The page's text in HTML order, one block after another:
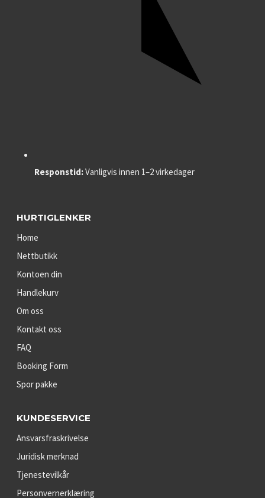
Responstid:Vanligvis innen 1–2 virkedager
HURTIGLENKER
Home
Nettbutikk
Kontoen din
Handlekurv
Om oss
Kontakt oss
FAQ
Booking Form
Spor pakke
KUNDESERVICE
Ansvarsfraskrivelse
Juridisk merknad
Tjenestevilkår
Personvernerklæring